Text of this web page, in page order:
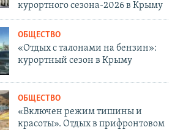
курортного сезона-2026 в Крыму
ОБЩЕСТВО
«Отдых с талонами на бензин»:
курортный сезон в Крыму
ОБЩЕСТВО
«Включен режим тишины и
красоты». Отдых в прифронтовом